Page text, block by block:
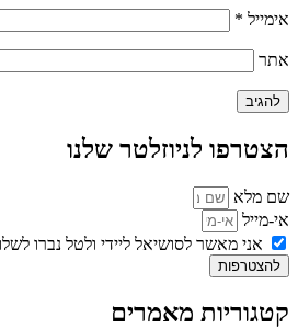
אימייל *
אתר
הצטרפו לניוזלטר שלנו
שם מלא
אי-מייל
אני מאשר לסושיאל ליידי ולטל נברו
להצטרפות
קטגוריות מאמרים